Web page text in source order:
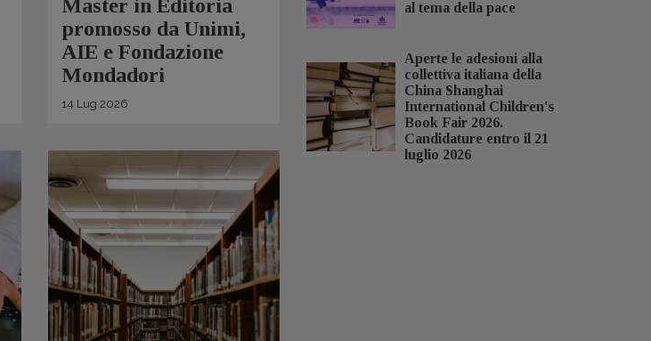
Master in Editoria
promosso da Unimi,
AIE e Fondazione
Mondadori
14 Lug 2026
al tema della pace
Aperte le adesioni alla
collettiva italiana della
China Shanghai
International Children's
Book Fair 2026.
Candidature entro il 21
luglio 2026